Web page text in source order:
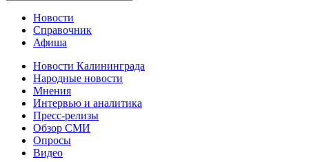
Новости
Справочник
Афиша
Новости Калининграда
Народные новости
Мнения
Интервью и аналитика
Пресс-релизы
Обзор СМИ
Опросы
Видео